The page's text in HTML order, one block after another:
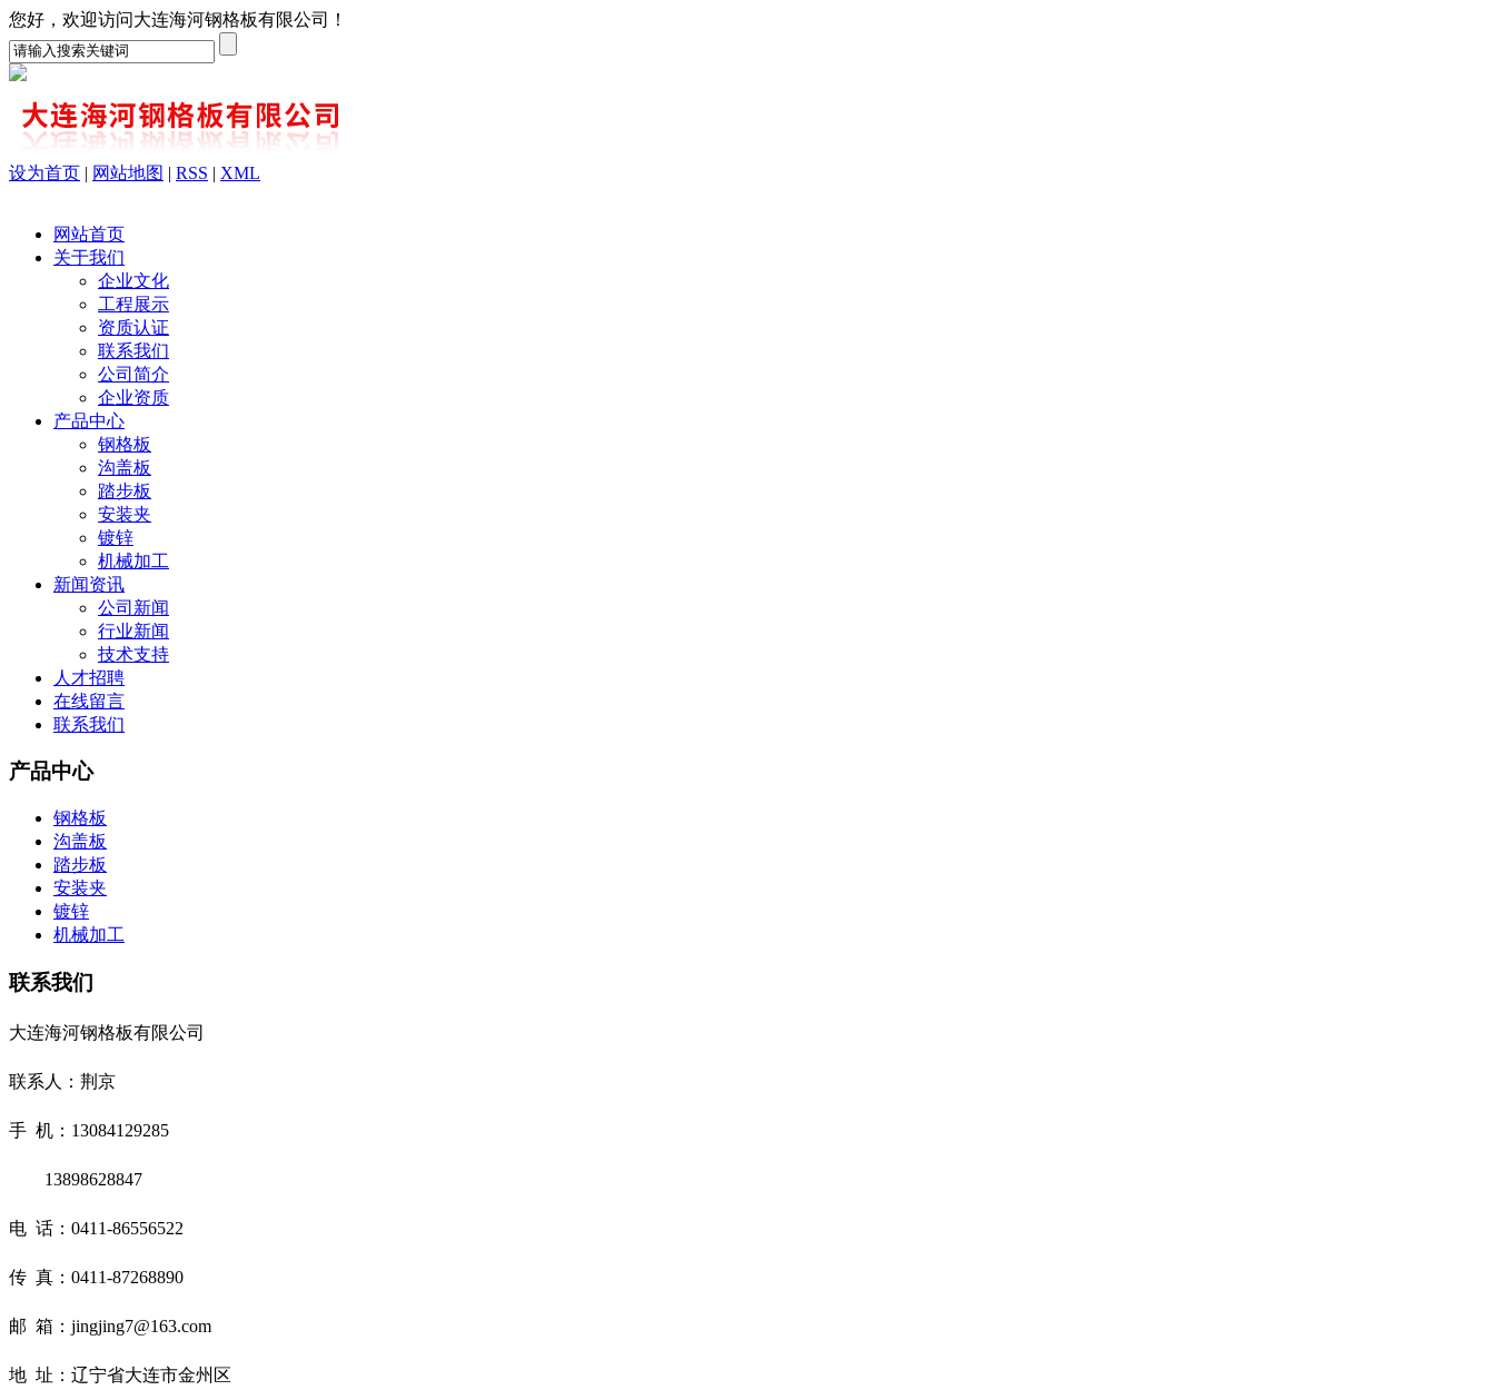
您好，欢迎访问大连海河钢格板有限公司！
设为首页 | 网站地图 | RSS | XML
网站首页
关于我们
企业文化
工程展示
资质认证
联系我们
公司简介
企业资质
产品中心
钢格板
沟盖板
踏步板
安装夹
镀锌
机械加工
新闻资讯
公司新闻
行业新闻
技术支持
人才招聘
在线留言
联系我们
产品中心
钢格板
沟盖板
踏步板
安装夹
镀锌
机械加工
联系我们
大连海河钢格板有限公司
联系人：荆京
手 机：13084129285
13898628847
电 话：0411-86556522
传 真：0411-87268890
邮 箱：jingjing7@163.com
地 址：辽宁省大连市金州区